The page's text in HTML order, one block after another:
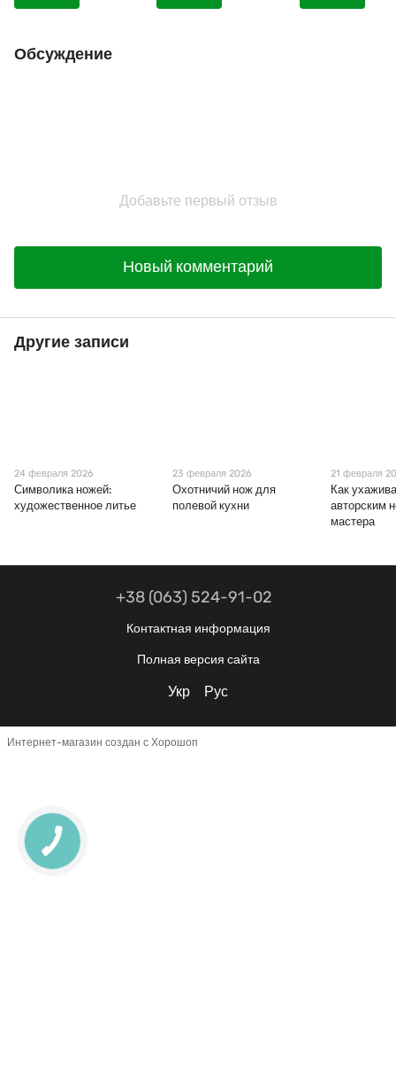
Обсуждение
Добавьте первый отзыв
Новый комментарий
Другие записи
24 февраля 2026
Символика ножей:
художественное литье
23 февраля 2026
Охотничий нож для
полевой кухни
21 февраля
Как
авторским
мастера
+38 (063) 524-91-02
Контактная информация
Полная версия сайта
Укр Рус
Интернет-магазин создан с Хорошоп